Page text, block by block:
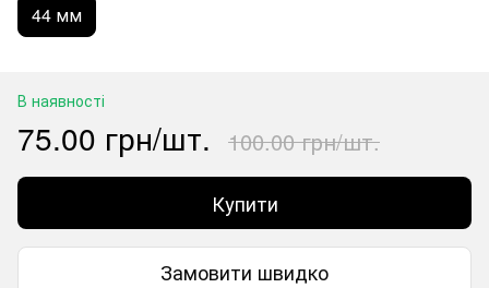
44 мм
В наявності
75.00 грн/шт. 100.00 грн/шт.
Купити
Замовити швидко